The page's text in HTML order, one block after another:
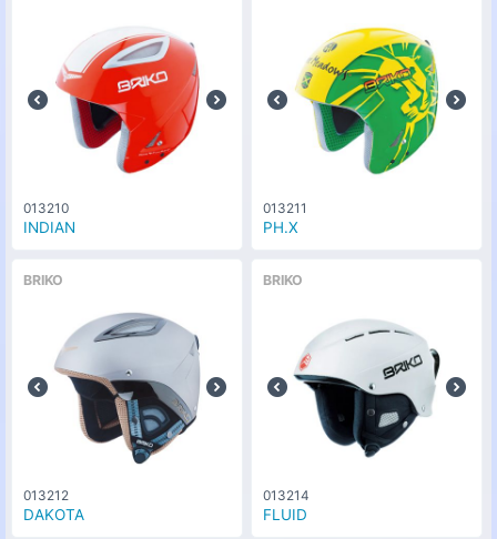
013210
INDIAN
013211
PH.X
BRIKO
013212
DAKOTA
BRIKO
013214
FLUID